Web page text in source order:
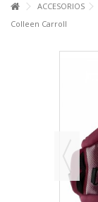
ACCESORIOS
Colleen Carroll